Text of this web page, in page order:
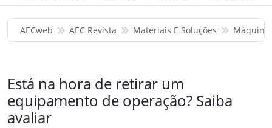
AECweb AEC Revista Materiais E Soluções
Está na hora de retirar um
equipamento de operação? Saiba
avaliar